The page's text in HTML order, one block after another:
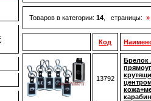
Товаров в категории: 14 , страницы: »
Код
13792
Брелок